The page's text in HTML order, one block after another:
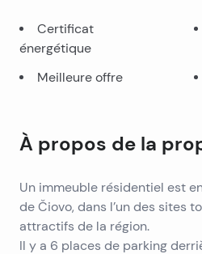
Certificat
énergétique
Meilleure offre
À propos de la
Un immeuble résidentiel est
de Čiovo, dans l’un des sites
attractifs de la région.
Il y a 6 places de parking